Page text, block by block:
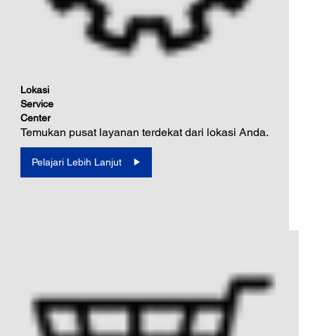
Lokasi
Service
Center
Temukan pusat layanan terdekat dari lokasi Anda.
Pelajari Lebih Lanjut